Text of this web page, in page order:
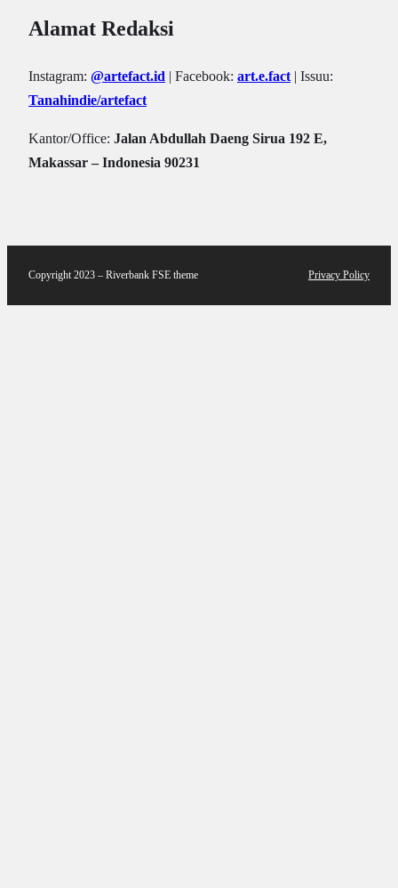
Alamat Redaksi
Instagram: @artefact.id | Facebook: art.e.fact | Issuu:
Tanahindie/artefact
Kantor/Office: Jalan Abdullah Daeng Sirua 192 E,
Makassar – Indonesia 90231
Copyright 2023 – Riverbank FSE theme Privacy Policy